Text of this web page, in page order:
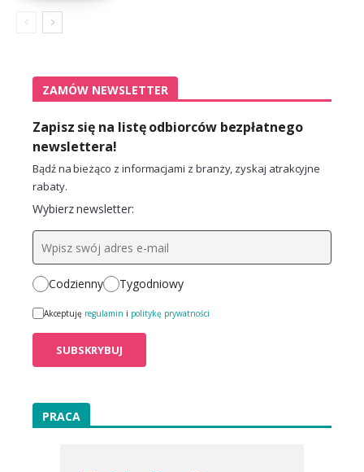
ZAMÓW NEWSLETTER
Zapisz się na listę odbiorców bezpłatnego
newslettera!
Bądź na bieżąco z informacjami z branży, zyskaj atrakcyjne
rabaty.
Wybierz newsletter:
Codzienny Tygodniowy
Akceptuję regulamin i politykę prywatności
PRACA